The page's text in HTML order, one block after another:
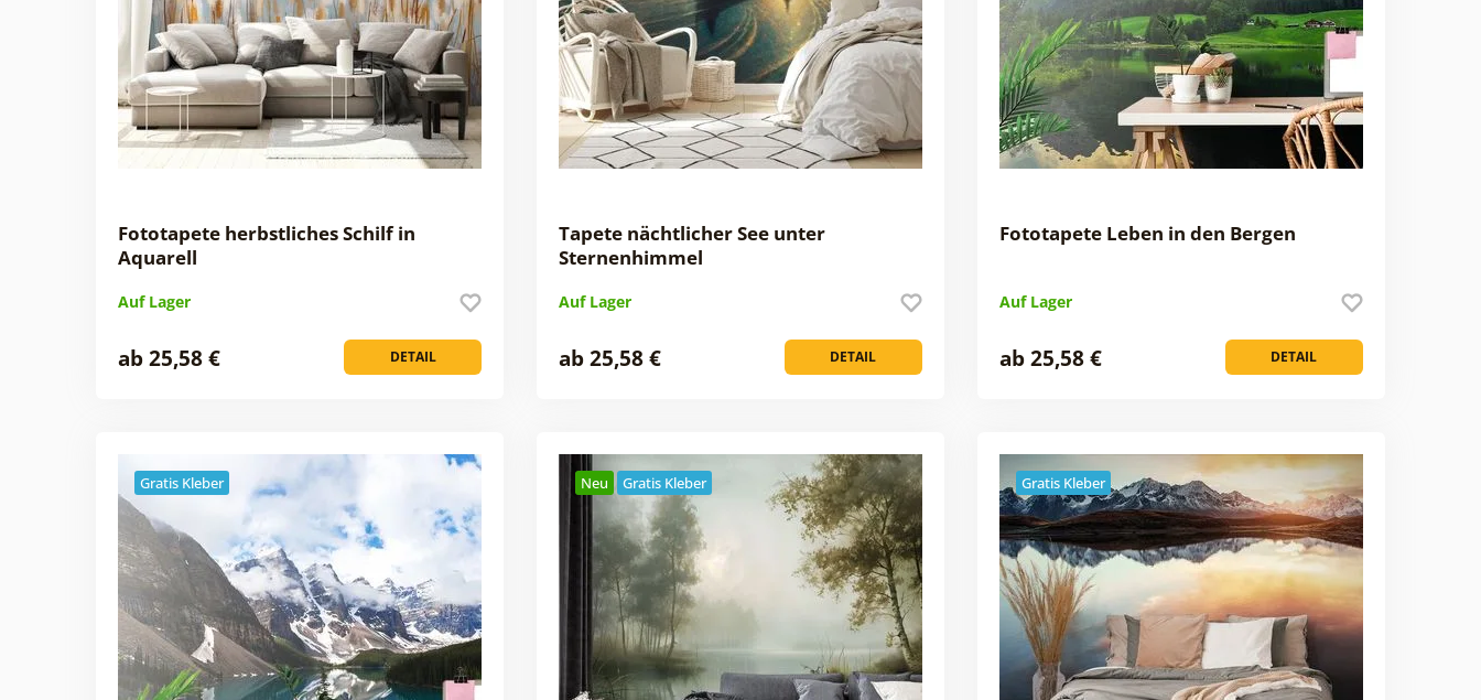
Fototapete herbstliches Schilf in
Aquarell
Auf Lager
DETAIL
ab 25,58 €
Tapete nächtlicher See unter
Sternenhimmel
Auf Lager
DETAIL
ab 25,58 €
Fototapete Leben in den Bergen
Auf Lager
DETAIL
ab 25,58 €
Gratis Kleber Neu Gratis Kleber Gratis Kleber